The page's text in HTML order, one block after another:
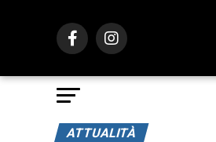
ATTUALITÀ